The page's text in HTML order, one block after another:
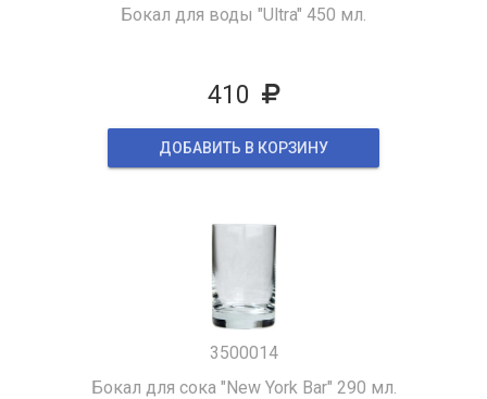
Бокал для воды "Ultra" 450 мл.
410
ДОБАВИТЬ В КОРЗИНУ
3500014
Бокал для сока "New York Bar" 290 мл.